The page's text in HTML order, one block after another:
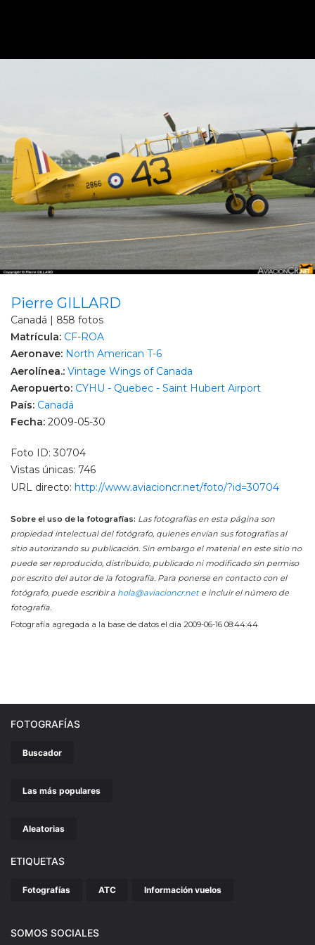
Pierre GILLARD
Canadá | 858 fotos
Matrícula: CF-ROA
Aeronave: North American T-6
Aerolínea.: Vintage Wings of Canada
Aeropuerto: CYHU - Quebec - Saint Hubert Airport
País: Canadá
Fecha: 2009-05-30
Foto ID: 30704
Vistas únicas: 746
URL directo: http://www.aviacioncr.net/foto/?id=30704
Sobre el uso de la fotografías: Las fotografías en esta página son
propiedad intelectual del fotógrafo, quienes envían sus fotografías al
sitio autorizando su publicación. Sin embargo el material en este sitio no
puede ser reproducido, distribuido, publicado ni modificado sin permiso
por escrito del autor de la fotografía. Para ponerse en contacto con el
fotógrafo, puede escribir a hola@aviacioncr.nete incluir el número de
fotografía.
Fotografía agregada a la base de datos el día 2009-06-16 08:44:44
FOTOGRAFÍAS
Buscador
Las más populares
Aleatorias
ETIQUETAS
Fotografías ATC Información vuelos
SOMOS SOCIALES